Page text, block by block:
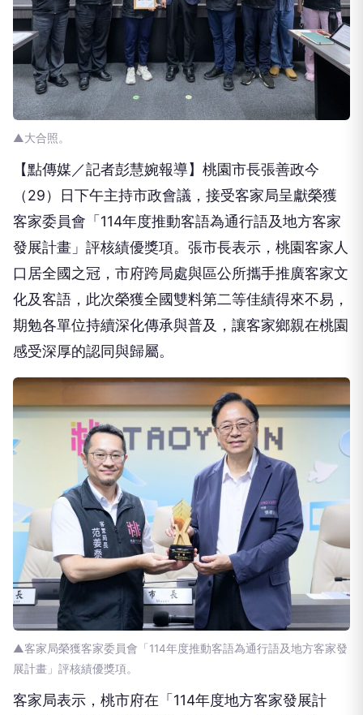
▲大合照。
【點傳媒／記者彭慧婉報導】桃園市長張善政今
（29）日下午主持市政會議，接受客家局呈獻榮獲
客家委員會「114年度推動客語為通行語及地方客家
發展計畫」評核績優獎項。張市長表示，桃園客家人
口居全國之冠，市府跨局處與區公所攜手推廣客家文
化及客語，此次榮獲全國雙料第二等佳績得來不易，
期勉各單位持續深化傳承與普及，讓客家鄉親在桃園
感受深厚的認同與歸屬。
▲客家局榮獲客家委員會「114年度推動客語為通行語及地方客家發
展計畫」評核績優獎項。
客家局表示，桃市府在「114年度地方客家發展計